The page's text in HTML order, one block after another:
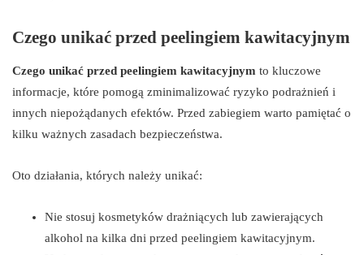
Czego unikać przed peelingiem kawitacyjnym
Czego unikać przed peelingiem kawitacyjnym to kluczowe
informacje, które pomogą zminimalizować ryzyko podrażnień i
innych niepożądanych efektów. Przed zabiegiem warto pamiętać o
kilku ważnych zasadach bezpieczeństwa.
Oto działania, których należy unikać:
Nie stosuj kosmetyków drażniących lub zawierających
alkohol na kilka dni przed peelingiem kawitacyjnym.